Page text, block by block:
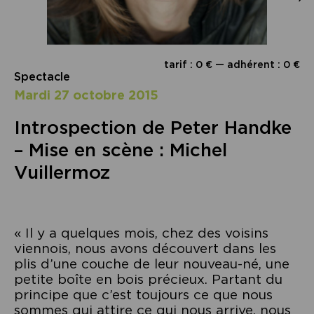
tarif : 0 € — adhérent : 0 €
Spectacle
mardi 27 octobre 2015
Introspection de Peter Handke
– Mise en scène : Michel
Vuillermoz
« Il y a quelques mois, chez des voisins
viennois, nous avons découvert dans les
plis d’une couche de leur nouveau-né, une
petite boîte en bois précieux. Partant du
principe que c’est toujours ce que nous
sommes qui attire ce qui nous arrive, nous